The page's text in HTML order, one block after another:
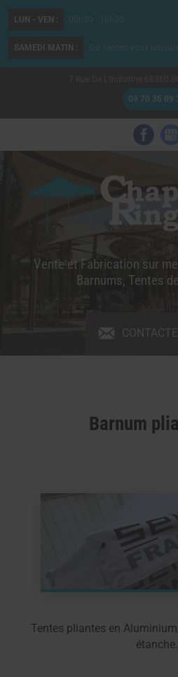
09 70 35 09
LUN - VEN : 09h30 - 18h00
SAMEDI MATIN : Sur rendez-vous
Vente et Fabrication sur
Barnums, Tentes
Barnum
Tentes pliantes en
étanche.